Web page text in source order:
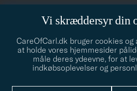
Vi skræddersyr din
CareOfCarl.dk bruger cookies
at holde vores hjemmesider
måle deres ydeevne, for at
indkøbsoplevelser og
info@careofcarl.dk
Behøver du hjælp til at finde din stil?
gerne til!
STILRÅD